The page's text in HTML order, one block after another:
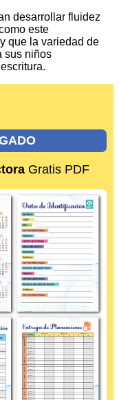
desarrollar fluidez
este
que la variedad de
sus niños
Gratis PDF